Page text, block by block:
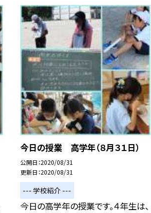
今日の授業 高学年（８月３１日）
公開日 2020/08/31
更新日 2020/08/31
--- 学校紹介 ---
今日の高学年の授業です。４年生は、